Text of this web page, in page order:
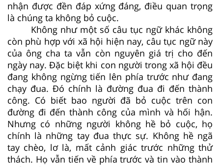
nhận được đền đáp xứng đáng, điều quan trọng
là chúng ta không bỏ cuộc.
Không như một số câu tục ngữ khác không
còn phù hợp với xã hội hiện nay, câu tục ngữ này
của ông cha ta vẫn còn nguyên giá trị cho đến
ngày nay. Đặc biệt khi con người trong xã hội đều
đang không ngừng tiến lên phía trước như đang
chạy đua. Đó chính là đường đua đi đến thành
công. Có biết bao người đã bỏ cuộc trên con
đường đi đến thành công của mình và hối hận.
Nhưng có những người không hề bỏ cuộc, họ
chính là những tay đua thực sự. Không hề ngã
tay chèo, lơ là, mất cảnh giác trước những thử
thách. Họ vẫn tiến về phía trước và tin vào thành